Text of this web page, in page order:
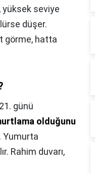
yüksek seviye
düşer.
görme, hatta
günü
olduğunu
Yumurta
Rahim duvarı,